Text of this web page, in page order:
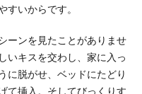
すいからです。
ーンを見たことがありませ
いキスを交わし、家に入っ
に脱がせ、ベッドにたどり
て挿入。そしてびっくりす